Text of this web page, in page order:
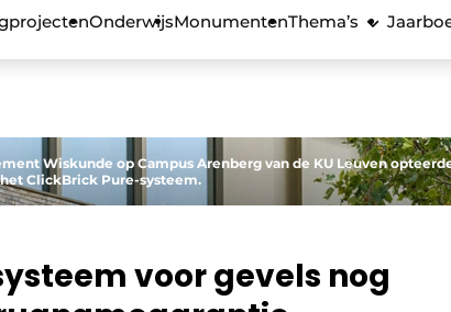
OnderwijsMonumentenThema’s
Wiskunde op Campus Arenberg van de KU Leuven
ClickBrick Pure-systeem.
voor gevels nog